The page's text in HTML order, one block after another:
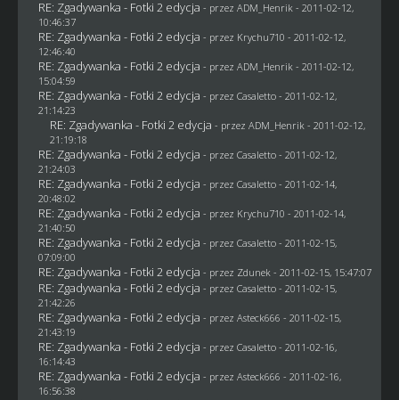
RE: Zgadywanka - Fotki 2 edycja - przez ADM_Henrik - 2011-02-12,
10:46:37
RE: Zgadywanka - Fotki 2 edycja - przez Krychu710 - 2011-02-12,
12:46:40
RE: Zgadywanka - Fotki 2 edycja - przez ADM_Henrik - 2011-02-12,
15:04:59
RE: Zgadywanka - Fotki 2 edycja - przez Casaletto- 2011-02-12,
21:14:23
RE: Zgadywanka - Fotki 2 edycja - przez ADM_Henrik - 2011-02-12,
21:19:18
RE: Zgadywanka - Fotki 2 edycja - przez Casaletto- 2011-02-12,
21:24:03
RE: Zgadywanka - Fotki 2 edycja - przez Casaletto- 2011-02-14,
20:48:02
RE: Zgadywanka - Fotki 2 edycja - przez Krychu710 - 2011-02-14,
21:40:50
RE: Zgadywanka - Fotki 2 edycja - przez Casaletto- 2011-02-15,
07:09:00
RE: Zgadywanka - Fotki 2 edycja - przez Zdunek - 2011-02-15, 15:47:07
RE: Zgadywanka - Fotki 2 edycja - przez Casaletto- 2011-02-15,
21:42:26
RE: Zgadywanka - Fotki 2 edycja - przez Asteck666 - 2011-02-15,
21:43:19
RE: Zgadywanka - Fotki 2 edycja - przez Casaletto- 2011-02-16,
16:14:43
RE: Zgadywanka - Fotki 2 edycja - przez Asteck666 - 2011-02-16,
16:56:38